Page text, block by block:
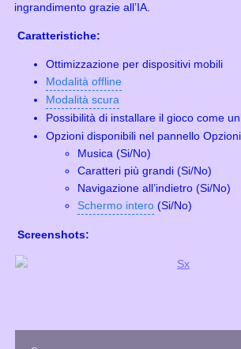
ingrandimento grazie all’IA.
Caratteristiche:
Ottimizzazione per dispositivi mobili
Modalità offline
Modalità scura
Possibilità di installare il gioco come
Opzioni disponibili nel pannello
Musica (Si/No)
Caratteri più grandi (Si/No)
Navigazione all’indietro (Si/No)
Schermo intero (Si/No)
Screenshots: